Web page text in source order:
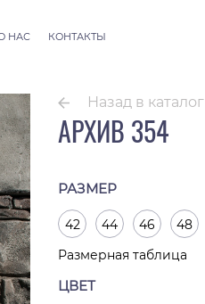
НАС КОНТАКТЫ
Назад в каталог
АРХИВ 354
РАЗМЕР
42 44 46 48
Размерная таблица
ЦВЕТ